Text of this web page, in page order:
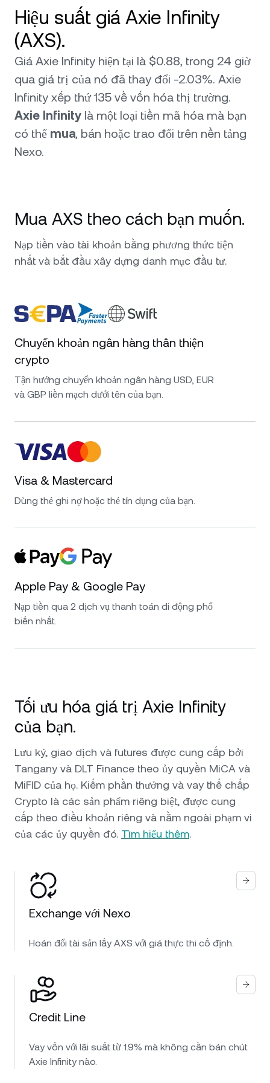
Hiệu suất giá Axie Infinity
(AXS).
Giá Axie Infinity hiện tại là $0.88, trong 24 giờ
qua giá trị của nó đã thay đổi -2.03%. Axie
Infinity xếp thứ 135 về vốn hóa thị trường.
Axie Infinity là một loại tiền mã hóa mà bạn
có thể mua, bán hoặc trao đổi trên nền tảng
Nexo.
Mua AXS theo cách bạn muốn.
Nạp tiền vào tài khoản bằng phương thức tiện
nhất và bắt đầu xây dựng danh mục đầu tư.
Chuyển khoản ngân hàng thân thiện
crypto
Tận hưởng chuyển khoản ngân hàng USD, EUR
và GBP liền mạch dưới tên của bạn.
Visa & Mastercard
Dùng thẻ ghi nợ hoặc thẻ tín dụng của bạn.
Apple Pay & Google Pay
Nạp tiền qua 2 dịch vụ thanh toán di động phổ
biến nhất.
Tối ưu hóa giá trị Axie Infinity
của bạn.
Lưu ký, giao dịch và futures được cung cấp bởi
Tangany và DLT Finance theo ủy quyền MiCA và
MiFID của họ. Kiếm phần thưởng và vay thế chấp
Crypto là các sản phẩm riêng biệt, được cung
cấp theo điều khoản riêng và nằm ngoài phạm vi
của các ủy quyền đó. Tìm hiểu thêm.
Exchange với Nexo
Hoán đổi tài sản lấy AXS với giá thực thi cố định.
Credit Line
Vay vốn với lãi suất từ 1.9% mà không cần bán chút
Axie Infinity nào.